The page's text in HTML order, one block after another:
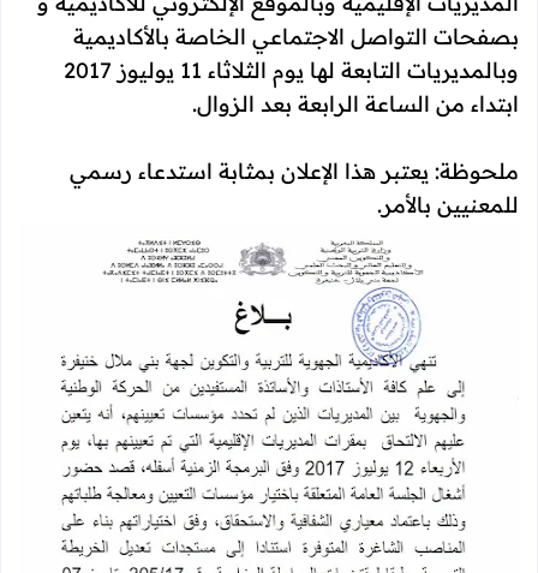
بصفحات التواصل الاجتماعي الخاصة بالأكاديمية
وبالمديريات التابعة لها يوم الثلاثاء 11 يوليوز 2017
ابتداء من الساعة الرابعة بعد الزوال.
ملحوظة: يعتبر هذا الإعلان بمثابة استدعاء رسمي
للمعنيين بالأمر.